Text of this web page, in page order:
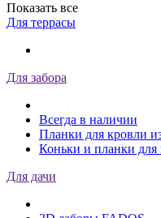
Показать все
Для террасы
Для забора
Всегда в наличии
Планки для кровли
Коньки и планки
Для дачи